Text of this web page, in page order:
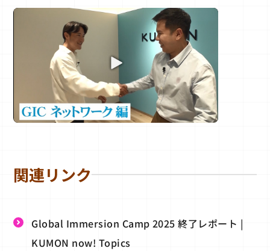
関連リンク
Global Immersion Camp 2025 終了レポート |
KUMON now! Topics